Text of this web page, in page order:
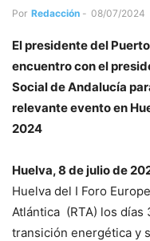
Por Redacción - 08/07/2024
El presidente del
encuentro con el
Social de Andalucía
relevante evento en
2024
Huelva, 8 de julio de
Huelva del I Foro
Atlántica (RTA) los
transición energética y